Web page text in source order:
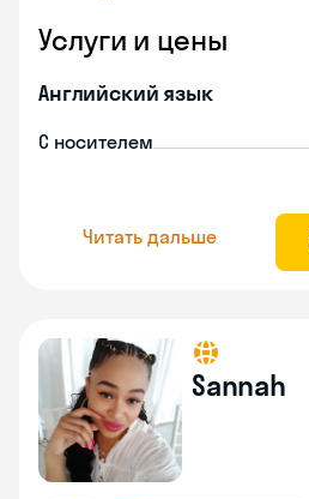
Услуги и цены
Английский язык
С носителем
Читать дальше
Sannah